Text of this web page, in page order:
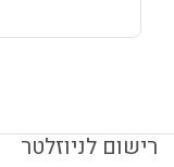
רישום לניוזלטר